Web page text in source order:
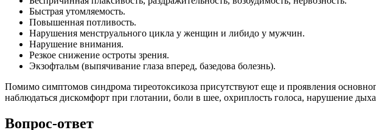
Быстрая утомляемость.
Повышенная потливость.
Нарушения менструального цикла у женщин и либидо у мужчин.
Нарушение внимания.
Резкое снижение остроты зрения.
Экзофтальм (выпячивание глаза вперед, базедова болезнь).
Помимо симптомов синдрома тиреотоксикоза присутствуют еще и проявления
наблюдаться дискомфорт при глотании, боли в шее, охриплость голоса, нарушение
Вопрос-ответ